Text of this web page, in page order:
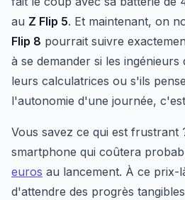
au Z Flip 5. Et maintenant, on
Flip 8 pourrait suivre
à se demander si les
leurs calculatrices ou s'ils
l'autonomie d'une journée,
Vous savez ce qui est frustrant
smartphone qui coûtera
euros au lancement. À ce prix-
d'attendre des progrès